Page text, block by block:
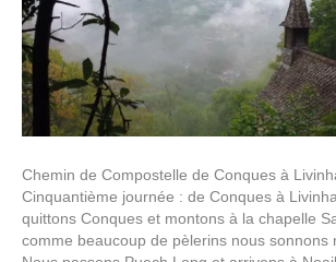
Chemin de Compostelle de Conques à
Cinquantième journée : de Conques à
quittons Conques et montons à la chapelle
comme beaucoup de pèlerins nous sonnons